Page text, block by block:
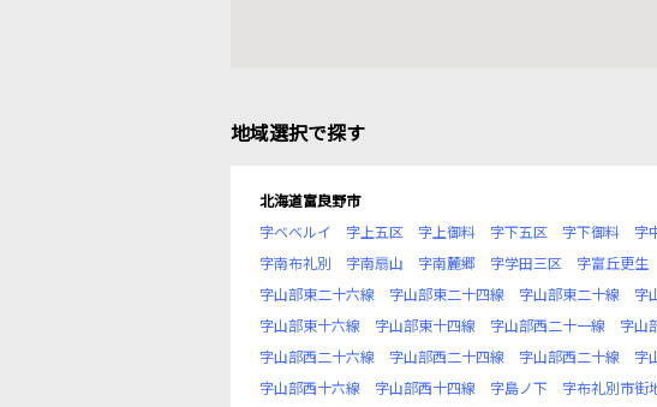
地域選択で探す
北海道富良野市
字ベベルイ
字上五区 字上御料 字下五区 字下御料 字
字南布礼別
字南扇山 字南麓郷 字学田三区 字富丘更生
字山部東二十六線
字山部東二十四線 字山部東二十線 字
字山部東十六線
字山部東十四線 字山部西二十一線 字山
字山部西二十六線
字山部西二十四線 字山部西二十線 字
字山部西十六線
字山部西十四線 字島ノ下 字布礼別市街